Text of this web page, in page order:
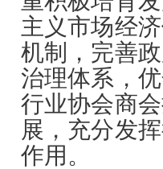
主义市场经
机制，完善
治理体系，
行业协会商
展，充分发
作用。